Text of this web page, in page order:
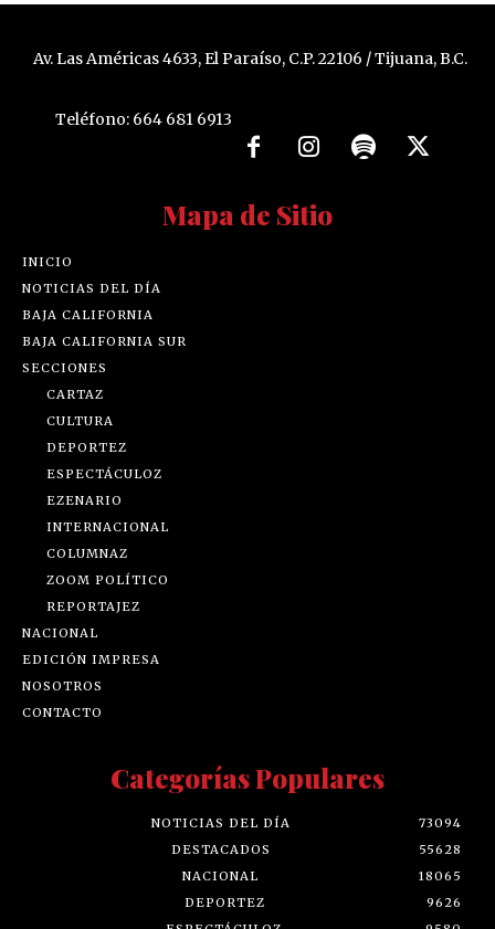
Av. Las Américas 4633, El Paraíso, C.P. 22106 / Tijuana, B.C.
Teléfono: 664 681 6913
Mapa de Sitio
INICIO
NOTICIAS DEL DÍA
BAJA CALIFORNIA
BAJA CALIFORNIA SUR
SECCIONES
CARTAZ
CULTURA
DEPORTEZ
ESPECTÁCULOZ
EZENARIO
INTERNACIONAL
COLUMNAZ
ZOOM POLÍTICO
REPORTAJEZ
NACIONAL
EDICIÓN IMPRESA
NOSOTROS
CONTACTO
Categorías Populares
NOTICIAS DEL DÍA
73094
DESTACADOS
55628
NACIONAL
18065
DEPORTEZ
9626